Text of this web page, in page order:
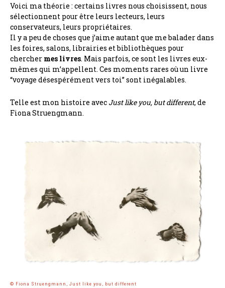
Voici ma théorie : certains livres nous choisissent, nous
sélectionnent pour être leurs lecteurs, leurs
conservateurs, leurs propriétaires.
Il y a peu de choses que j’aime autant que me balader dans
les foires, salons, librairies et bibliothèques pour
chercher mes livres. Mais parfois, ce sont les livres eux-
mêmes qui m’appellent. Ces moments rares où un livre
“voyage désespérément vers toi” sont inégalables.
Telle est mon histoire avec Just like you, but different, de
Fiona Struengmann.
© Fiona Struengmann, Just like you, but different